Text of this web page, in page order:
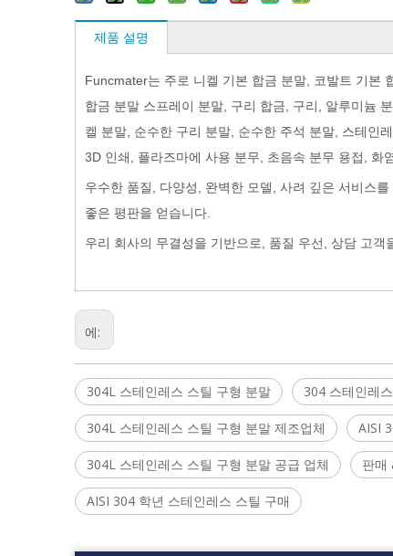
제품 설명
Funcmater는 주로 니켈 기본 합금 분말, 코발트 기본
합금 분말 스프레이 분말, 구리 합금, 구리, 알루미늄
켈 분말, 순수한 구리 분말, 순수한 주석 분말, 스테인
3D 인쇄, 플라즈마에 사용 분무, 초음속 분무 용접, 화
우수한 품질, 다양성, 완벽한 모델, 사려 깊은 서비스
좋은 평판을 얻습니다.
우리 회사의 무결성을 기반으로, 품질 우선, 상담 고객
에:
304L 스테인레스 스틸 구형 분말 304 스테인레
304L 스테인레스 스틸 구형 분말 제조업체 AISI
304L 스테인레스 스틸 구형 분말 공급 업체 판매
AISI 304 학년 스테인레스 스틸 구매